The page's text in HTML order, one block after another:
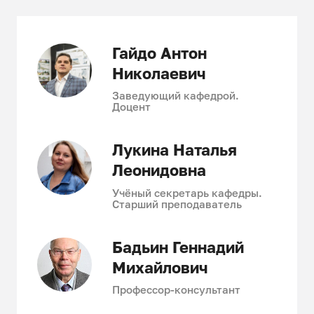
обязанности:
производителя работ;
инженера контроля качества;
инженера производственно-
специалиста по сдаче и приёмке
выполненных отдельных этапов
строительных работ;
инженера-сметчика;
специалиста договорных отделов;
карт, проектов производства работ
и организации строительства;
специалиста отдела подготовки
строительного производства.
Гайдо Антон
Николаевич
Заведующий кафедрой.
Доцент
Лукина Наталья
Леонидовна
Учёный секретарь кафедры.
Старший преподаватель
Бадьин Геннадий
Михайлович
Профессор-консультант